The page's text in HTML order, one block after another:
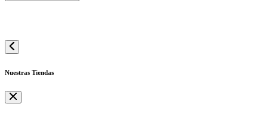
Nuestras Tiendas